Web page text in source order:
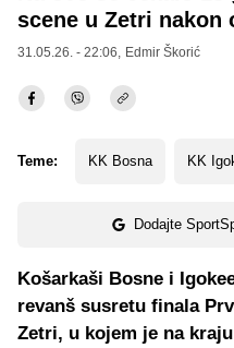
scene u Zetri nakon
31.05.26. - 22:06, Edmir Škorić
Teme: KK Bosna KK
Dodajte
Košarkaši Bosne i
revanš susretu finala
Zetri, u kojem je na